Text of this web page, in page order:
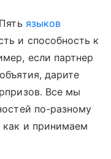
языков
и способность к
если партнер
дарите
Все мы
по-разному
как и принимаем